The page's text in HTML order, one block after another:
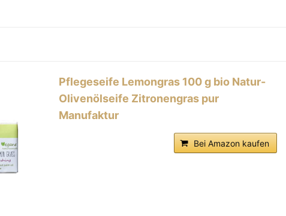
Pflegeseife Lemongras 100 g bio Natur-
Olivenölseife Zitronengras pur
Manufaktur
Bei Amazon kaufen